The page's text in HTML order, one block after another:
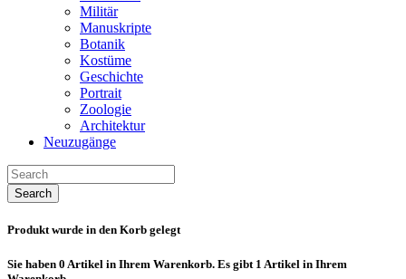
Militär
Manuskripte
Botanik
Kostüme
Geschichte
Portrait
Zoologie
Architektur
Neuzugänge
Search
Produkt wurde in den Korb gelegt
Sie haben 0 Artikel in Ihrem Warenkorb. Es gibt 1 Artikel in Ihrem